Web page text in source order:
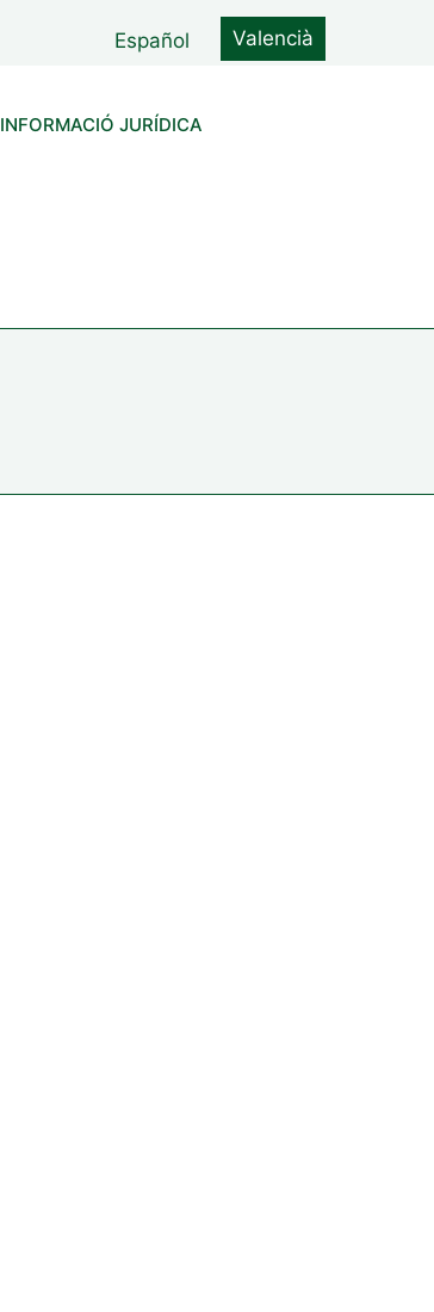
Español Valencià
INFORMACIÓ JURÍDICA